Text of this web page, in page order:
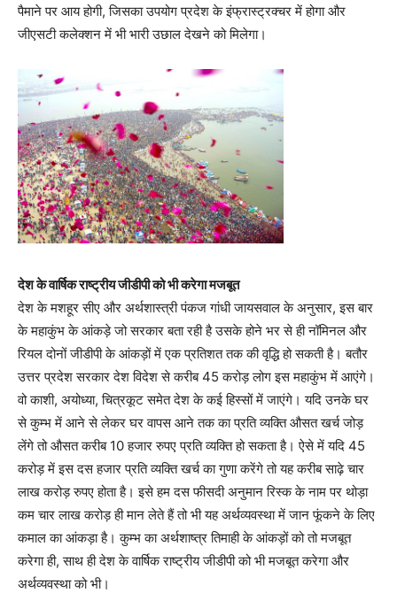
पैमाने पर आय होगी, जिसका उपयोग प्रदेश के इंफ्रास्ट्रक्चर में होगा और
जीएसटी कलेक्शन में भी भारी उछाल देखने को मिलेगा।
देश के वार्षिक राष्ट्रीय जीडीपी को भी करेगा मजबूत
देश के मशहूर सीए और अर्थशास्त्री पंकज गांधी जायसवाल के अनुसार, इस बार
के महाकुंभ के आंकड़े जो सरकार बता रही है उसके होने भर से ही नॉमिनल और
रियल दोनों जीडीपी के आंकड़ों में एक प्रतिशत तक की वृद्धि हो सकती है। बतौर
उत्तर प्रदेश सरकार देश विदेश से करीब 45 करोड़ लोग इस महाकुंभ में आएंगे।
वो काशी, अयोध्या, चित्रकूट समेत देश के कई हिस्सों में जाएंगे। यदि उनके घर
से कुम्भ में आने से लेकर घर वापस आने तक का प्रति व्यक्ति औसत खर्च जोड़
लेंगे तो औसत करीब 10 हजार रुपए प्रति व्यक्ति हो सकता है। ऐसे में यदि 45
करोड़ में इस दस हजार प्रति व्यक्ति खर्च का गुणा करेंगे तो यह करीब साढ़े चार
लाख करोड़ रुपए होता है। इसे हम दस फीसदी अनुमान रिस्क के नाम पर थोड़ा
कम चार लाख करोड़ ही मान लेते हैं तो भी यह अर्थव्यवस्था में जान फूंकने के लिए
कमाल का आंकड़ा है। कुम्भ का अर्थशाष्त्र तिमाही के आंकड़ों को तो मजबूत
करेगा ही, साथ ही देश के वार्षिक राष्ट्रीय जीडीपी को भी मजबूत करेगा और
अर्थव्यवस्था को भी।